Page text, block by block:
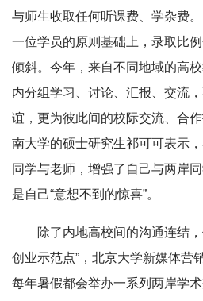
与师生收取任何听课费、学杂费
一位学员的原则基础上，录取比
倾斜。今年，来自不同地域的高
内分组学习、讨论、汇报、交流
谊，更为彼此间的校际交流、合
南大学的硕士研究生祁可可表示
同学与老师，增强了自己与两岸
是自己“意想不到的惊喜”。
除了内地高校间的沟通连结
创业示范点”，北京大学新媒体营
每年暑假都会举办一系列两岸学